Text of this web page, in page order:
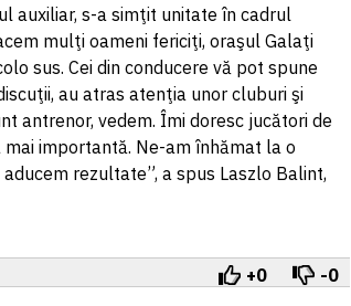
auxiliar, s-a simţit unitate în cadrul
mulţi oameni fericiţi, oraşul Galaţi
sus. Cei din conducere vă pot spune
au atras atenţia unor cluburi şi
antrenor, vedem. Îmi doresc jucători de
importantă. Ne-am înhămat la o
rezultate”, a spus Laszlo Balint,
+0 -0